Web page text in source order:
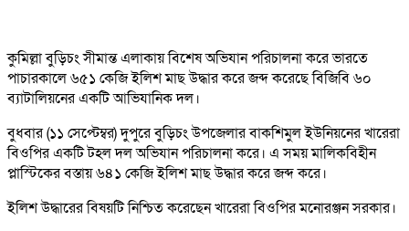
কুমিল্লা বুড়িচং সীমান্ত এলাকায় বিশেষ অভিযান পরিচালনা করে ভারতে
পাচারকালে ৬৫১ কেজি ইলিশ মাছ উদ্ধার করে জব্দ করেছে বিজিবি ৬০
ব্যাটালিয়নের একটি আভিযানিক দল।
বুধবার (১১ সেপ্টেম্বর) দুপুরে বুড়িচং উপজেলার বাকশিমুল ইউনিয়নের খারেরা
বিওপির একটি টহল দল অভিযান পরিচালনা করে। এ সময় মালিকবিহীন
প্লাস্টিকের বস্তায় ৬৪১ কেজি ইলিশ মাছ উদ্ধার করে জব্দ করে।
ইলিশ উদ্ধারের বিষয়টি নিশ্চিত করেছেন খারেরা বিওপির মনোরঞ্জন সরকার।